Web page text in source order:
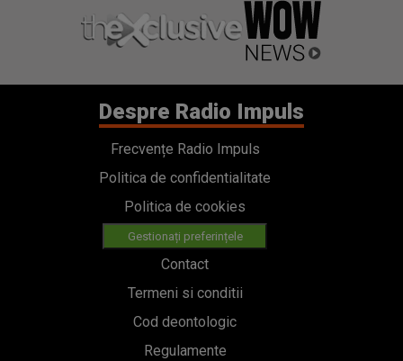
Despre Radio Impuls
Frecvențe Radio Impuls
Politica de confidentialitate
Politica de cookies
Gestionați preferințele
Contact
Termeni si conditii
Cod deontologic
Regulamente